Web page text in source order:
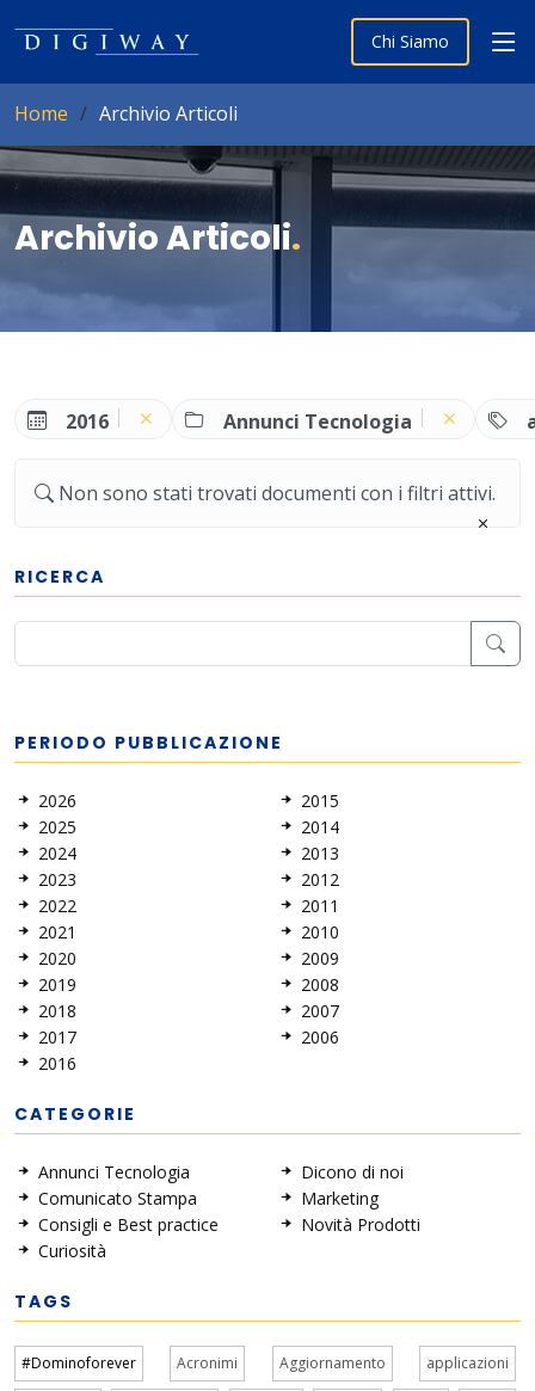
Chi Siamo
Home Archivio Articoli
Archivio Articoli.
2016 Annunci Tecnologia
Non sono stati trovati documenti con i filtri attivi.
RICERCA
PERIODO PUBBLICAZIONE
2026
2025
2024
2023
2022
2021
2020
2019
2018
2017
2016
2015
2014
2013
2012
2011
2010
2009
2008
2007
2006
CATEGORIE
Annunci Tecnologia
Comunicato Stampa
Consigli e Best practice
Curiosità
Dicono di noi
Marketing
Novità Prodotti
TAGS
#Dominoforever Acronimi Aggiornamento applicazioni